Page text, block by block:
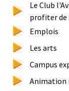
Le Club
profiter de
Emplois
Les arts
Campus
Animation